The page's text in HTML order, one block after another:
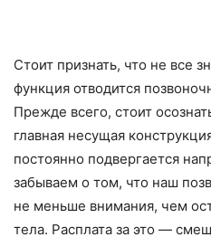
Стоит признать, что не все
функция отводится
Прежде всего, стоит
главная несущая
постоянно подвергается
забываем о том, что наш
не меньше внимания, чем
тела. Расплата за это —